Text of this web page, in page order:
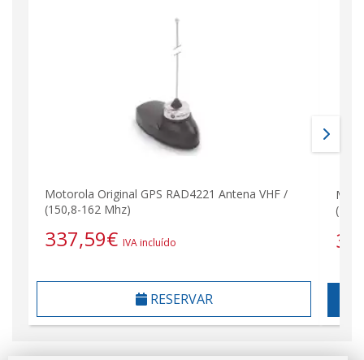
Motorola Original GPS RAD4221 Antena VHF /
(150,8-162 Mhz)
337,59€ IVA incluído
RESERVAR